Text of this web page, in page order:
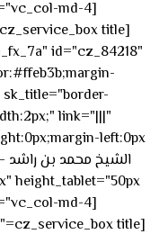
id="cz_84218"
link="|||"